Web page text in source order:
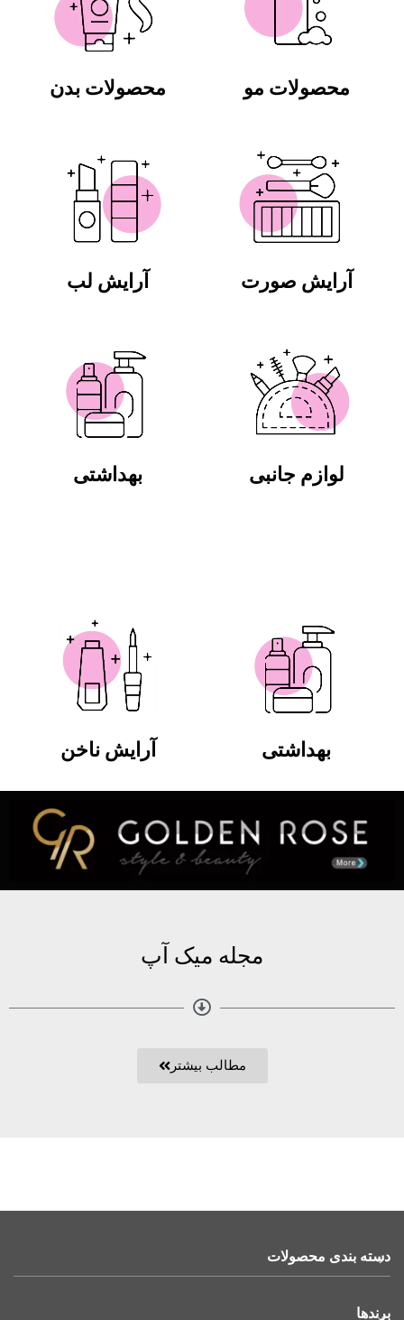
محصولات مو محصولات بدن
آرایش صورت
لوازم جانبی
آرایش لب
بهداشتی
بهداشتی آرایش ناخن
مجله میک آپ
مطالب بیشتر
دسته بندی محصولات
برندها